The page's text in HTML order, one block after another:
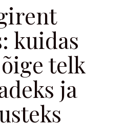
kuidas
telk
ja